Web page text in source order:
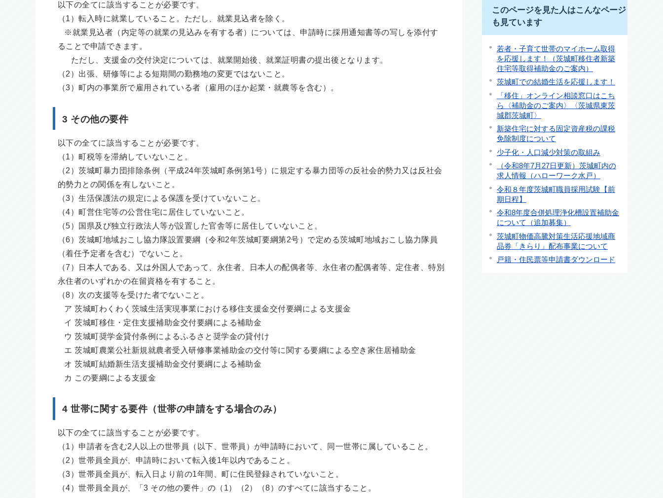
以下の全てに該当することが必要です。
（1）転入時に就業していること。ただし、就業見込者を除く。
※就業見込者（内定等の就業の見込みを有する者）については、申請時に採用通知書等の写しを添付す
ることで申請できます。
ただし、支援金の交付決定については、就業開始後、就業証明書の提出後となります。
（2）出張、研修等による短期間の勤務地の変更ではないこと。
（3）町内の事業所で雇用されている者（雇用のほか起業・就農等を含む）。
3 その他の要件
以下の全てに該当することが必要です。
（1）町税等を滞納していないこと。
（2）茨城町暴力団排除条例（平成24年茨城町条例第1号）に規定する暴力団等の反社会的勢力又は反社会
的勢力との関係を有しないこと。
（3）生活保護法の規定による保護を受けていないこと。
（4）町営住宅等の公営住宅に居住していないこと。
（5）国県及び独立行政法人等が設置した官舎等に居住していないこと。
（6）茨城町地域おこし協力隊設置要綱（令和2年茨城町要綱第2号）で定める茨城町地域おこし協力隊員
（着任予定者を含む）でないこと。
（7）日本人である、又は外国人であって、永住者、日本人の配偶者等、永住者の配偶者等、定住者、特別
永住者のいずれかの在留資格を有すること。
（8）次の支援等を受けた者でないこと。
ア 茨城町わくわく茨城生活実現事業における移住支援金交付要綱による支援金
イ 茨城町移住・定住支援補助金交付要綱による補助金
ウ 茨城町奨学金貸付条例によるふるさと奨学金の貸付け
エ 茨城町農業公社新規就農者受入研修事業補助金の交付等に関する要綱による空き家住居補助金
オ 茨城町結婚新生活支援補助金交付要綱による補助金
カ この要綱による支援金
4 世帯に関する要件（世帯の申請をする場合のみ）
以下の全てに該当することが必要です。
（1）申請者を含む2人以上の世帯員（以下、世帯員）が申請時において、同一世帯に属していること。
（2）世帯員全員が、申請時において転入後1年以内であること。
（3）世帯員全員が、転入日より前の1年間、町に住民登録されていないこと。
（4）世帯員全員が、「3 その他の要件」の（1）（2）（8）のすべてに該当すること。
このページを見た人はこんなページ
も見ています
若者・子育て世帯のマイホーム取得
を応援します！（茨城町移住者新築
住宅等取得補助金のご案内）
茨城町での結婚生活を応援します！
「移住」オンライン相談窓口はこち
ら〈補助金のご案内〉〈茨城県東茨
城郡茨城町〉
新築住宅に対する固定資産税の課税
免除制度について
少子化・人口減少対策の取組み
（令和8年7月27日更新）茨城町内の
求人情報（ハローワーク水戸）
令和８年度茨城町職員採用試験【前
期日程】
令和8年度合併処理浄化槽設置補助金
について（追加募集）
茨城町物価高騰対策生活応援地域商
品券「きらり」配布事業について
戸籍・住民票等申請書ダウンロード